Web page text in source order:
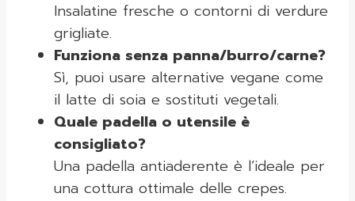
Insalatine fresche o contorni di verdure
grigliate.
Funziona senza panna/burro/carne?
Sì, puoi usare alternative vegane come
il latte di soia e sostituti vegetali.
Quale padella o utensile è
consigliato?
Una padella antiaderente è l’ideale per
una cottura ottimale delle crepes.